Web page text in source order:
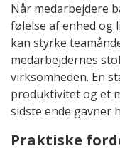
Når medarbejdere
følelse af enhed og
kan styrke
medarbejdernes
virksomheden. En
produktivitet og et
sidste ende gavner
Praktiske